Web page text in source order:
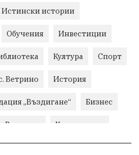
Истински истории
Обучения Инвестиции
Култура Спорт
Ветрино История
„Въздигане“ Бизнес
Развитие Криминално